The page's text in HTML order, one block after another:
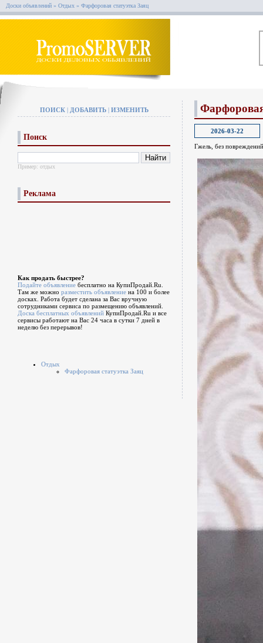
Доски объявлений » Отдых » Фарфоровая статуэтка Заяц
ПОИСК| ДОБАВИТЬ| ИЗМЕНИТЬ
Поиск
Пример: отдых
Реклама
Как продать быстрее?
Подайте объявление бесплатно на КупиПродай.Ru.
Там же можно разместить объявление на 100 и более
досках. Работа будет сделана за Вас вручную
сотрудниками сервиса по размещению объявлений.
Доска бесплатных объявлений КупиПродай.Ru и все
сервисы работают на Вас 24 часа в сутки 7 дней в
неделю без перерывов!
Отдых
Фарфоровая статуэтка Заяц
2026-03-22
Гжель, без